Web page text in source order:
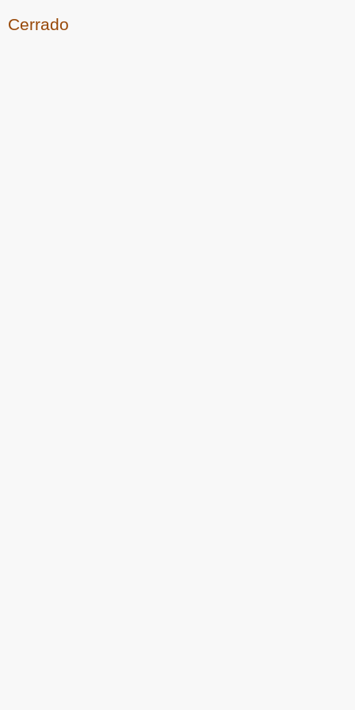
Cerrado